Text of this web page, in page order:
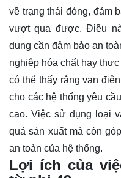
về trạng thái đóng, đảm
vượt qua được. Điều
dụng cần đảm bảo an
nghiệp hóa chất hay
có thể thấy rằng van
cho các hệ thống yêu
cao. Việc sử dụng loại
quả sản xuất mà còn
an toàn của hệ thống.
Lợi ích của